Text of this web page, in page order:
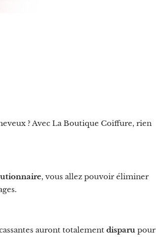
? Avec La Boutique Coiffure, rien
, vous allez pouvoir éliminer
auront totalement disparu pour